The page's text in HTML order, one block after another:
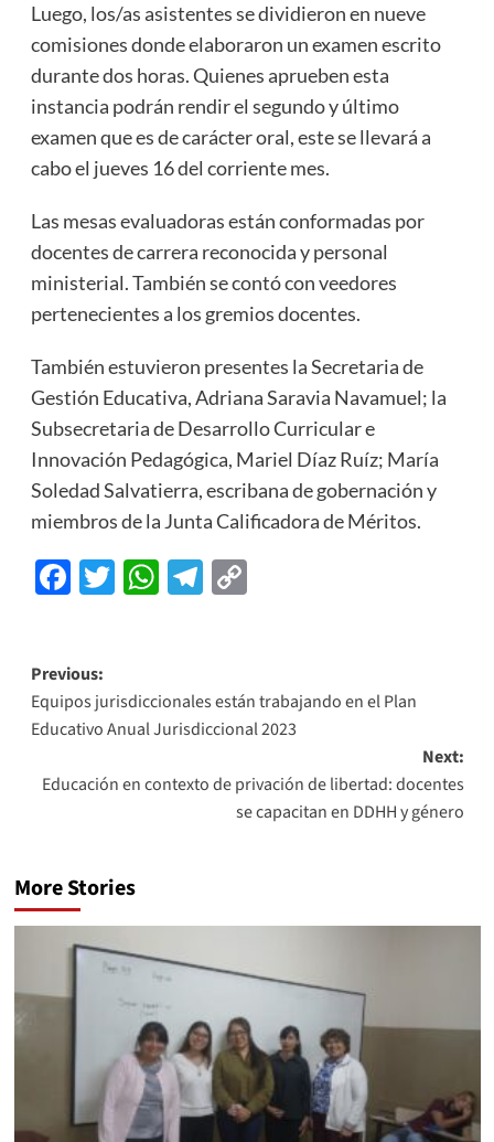
Luego, los/as asistentes se dividieron en nueve
comisiones donde elaboraron un examen escrito
durante dos horas. Quienes aprueben esta
instancia podrán rendir el segundo y último
examen que es de carácter oral, este se llevará a
cabo el jueves 16 del corriente mes.
Las mesas evaluadoras están conformadas por
docentes de carrera reconocida y personal
ministerial. También se contó con veedores
pertenecientes a los gremios docentes.
También estuvieron presentes la Secretaria de
Gestión Educativa, Adriana Saravia Navamuel; la
Subsecretaria de Desarrollo Curricular e
Innovación Pedagógica, Mariel Díaz Ruíz; María
Soledad Salvatierra, escribana de gobernación y
miembros de la Junta Calificadora de Méritos.
Facebook
Twitter
WhatsApp
Telegram
Copy
Previous:
Equipos jurisdiccionales están trabajando en el Plan
Educativo Anual Jurisdiccional 2023
Next:
Educación en contexto de privación de libertad: docentes
se capacitan en DDHH y género
More Stories